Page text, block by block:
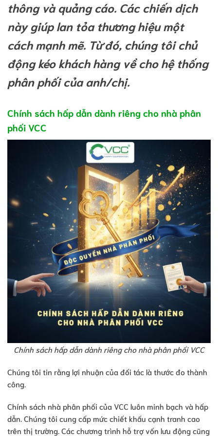
thông và quảng cáo. Các chiến dịch
này giúp lan tỏa thương hiệu một
cách mạnh mẽ. Từ đó, chúng tôi chủ
động kéo khách hàng về cho hệ thống
phân phối của anh/chị.
Chính sách hấp dẫn dành riêng cho nhà phân
phối VCC
Chính sách hấp dẫn dành riêng cho nhà phân phối VCC
Chúng tôi tin rằng lợi nhuận của đối tác là thước đo thành
công.
Chính sách nhà phân phối của VCC luôn minh bạch và hấp
dẫn. Chúng tôi cung cấp mức chiết khấu cạnh tranh cao
trên thị trường. Các chương trình hỗ trợ vốn lưu động cũng